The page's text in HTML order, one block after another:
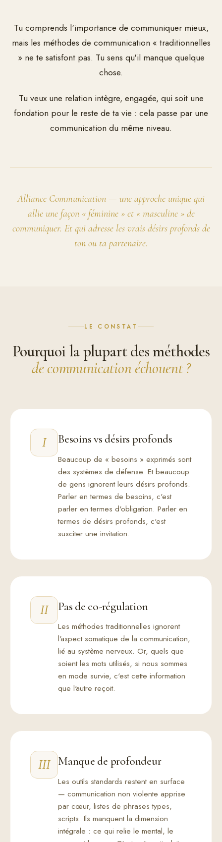
Tu comprends l'importance de communiquer mieux,
mais les méthodes de communication « traditionnelles
» ne te satisfont pas. Tu sens qu'il manque quelque
chose.
Tu veux une relation intègre, engagée, qui soit une
fondation pour le reste de ta vie : cela passe par une
communication du même niveau.
Alliance Communication — une approche unique qui
allie une façon « féminine » et « masculine » de
communiquer. Et qui adresse les vrais désirs profonds de
ton ou ta partenaire.
LE CONSTAT
Pourquoi la plupart des méthodes
de communication échouent ?
I Besoins vs désirs profonds
Beaucoup de « besoins » exprimés sont
des systèmes de défense. Et beaucoup
de gens ignorent leurs désirs profonds.
Parler en termes de besoins, c'est
parler en termes d'obligation. Parler en
termes de désirs profonds, c'est
susciter une invitation.
II Pas de co-régulation
Les méthodes traditionnelles ignorent
l'aspect somatique de la communication,
lié au système nerveux. Or, quels que
soient les mots utilisés, si nous sommes
en mode survie, c'est cette information
que l'autre reçoit.
III Manque de profondeur
Les outils standards restent en surface
— communication non violente apprise
par cœur, listes de phrases types,
scripts. Ils manquent la dimension
intégrale : ce qui relie le mental, le